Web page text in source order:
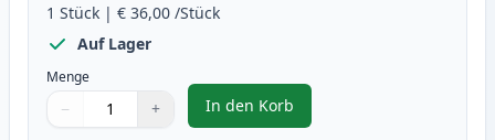
1 Stück | € 36,00 /Stück
Auf Lager
Menge
Verwenden Sie die Tasten, um anzupassen
− +
1
In den Korb
, Brother TN3280 (TN3230)